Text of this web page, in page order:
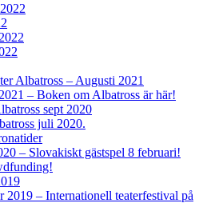
Albatross – Augusti 2021
– Boken om Albatross är här!
sept 2020
juli 2020.
– Slovakiskt gästspel 8 februari!
2019 – Internationell teaterfestival på